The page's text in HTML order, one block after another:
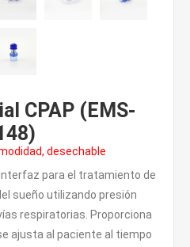
CPAP (EMS-
desechable
interfaz para el tratamiento de
sueño utilizando presión
respiratorias. Proporciona
ajusta al paciente al tiempo